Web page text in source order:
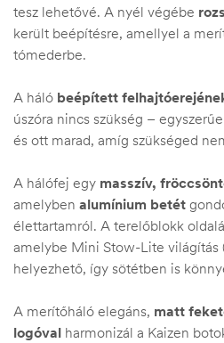
tesz lehetővé. A nyél végébe
került beépítésre, amellyel a
tómederbe.
A háló beépített
úszóra nincs szükség –
és ott marad, amíg szükséged
A hálófej egy masszív,
amelyben alumínium betét
élettartamról. A terelőblokk
amelybe Mini Stow-Lite világítás
helyezhető, így sötétben is
A merítőháló elegáns, matt
logóval harmonizál a Kaizen